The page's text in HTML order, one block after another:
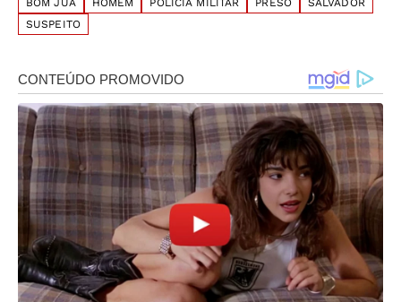
BOM JUÁ HOMEM POLÍCIA MILITAR PRESO
SALVADOR
SUSPEITO